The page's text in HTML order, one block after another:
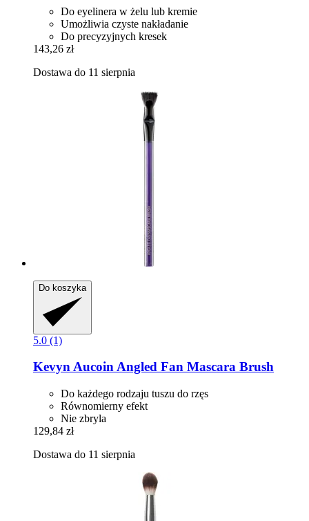
Do eyelinera w żelu lub kremie
Umożliwia czyste nakładanie
Do precyzyjnych kresek
143,26 zł
Dostawa do 11 sierpnia
Do koszyka
5.0 (1)
Kevyn AucoinAngled Fan Mascara Brush
Do każdego rodzaju tuszu do rzęs
Równomierny efekt
Nie zbryla
129,84 zł
Dostawa do 11 sierpnia